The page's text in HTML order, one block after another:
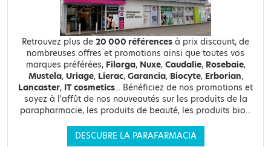
Retrouvez plus de 20 000 références à prix discount, de
nombreuses offres et promotions ainsi que toutes vos
marques préférées, Filorga, Nuxe, Caudalie, Rosebaie,
Mustela, Uriage, Lierac, Garancia, Biocyte, Erborian,
Lancaster, IT cosmetics... Bénéficiez de nos promotions et
soyez à l'affût de nos nouveautés sur les produits de la
parapharmacie, les produits de beauté, les produits bio...
DESCUBRE LA PARAFARMACIA